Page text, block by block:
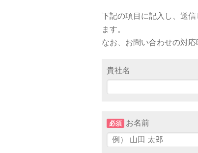
下記の項目に記入し、送
ます。
なお、お問い合わせの対
貴社名
必須 お名前